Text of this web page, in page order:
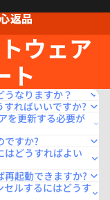
返品
返品
ウェア
ト
なりますか？
ればいいですか?
を更新する必要が
ですか?
はどうすればよい
再起動できますか?
ルするにはどうす